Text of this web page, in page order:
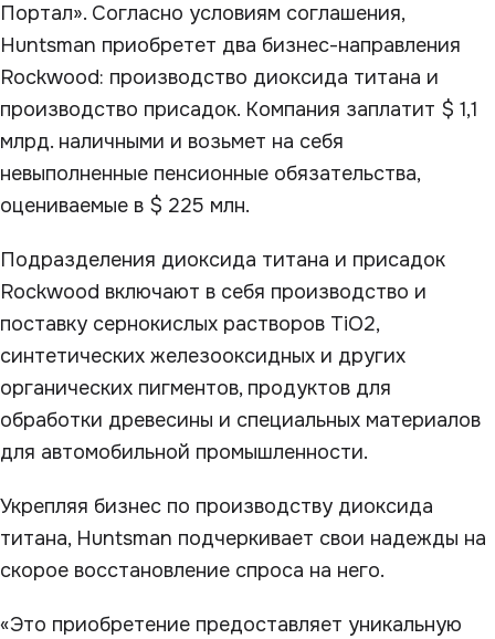
Портал». Согласно условиям соглашения,
Huntsman приобретет два бизнес-направления
Rockwood: производство диоксида титана и
производство присадок. Компания заплатит $ 1,1
млрд. наличными и возьмет на себя
невыполненные пенсионные обязательства,
оцениваемые в $ 225 млн.
Подразделения диоксида титана и присадок
Rockwood включают в себя производство и
поставку сернокислых растворов TiO2,
синтетических железооксидных и других
органических пигментов, продуктов для
обработки древесины и специальных материалов
для автомобильной промышленности.
Укрепляя бизнес по производству диоксида
титана, Huntsman подчеркивает свои надежды на
скорое восстановление спроса на него.
«Это приобретение предоставляет уникальную